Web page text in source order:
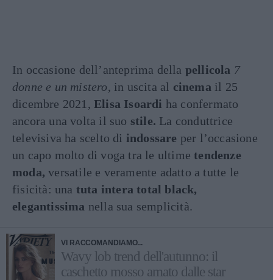
In occasione dell’anteprima della pellicola 7
donne e un mistero, in uscita al cinema il 25
dicembre 2021, Elisa Isoardi ha confermato
ancora una volta il suo stile. La conduttrice
televisiva ha scelto di indossare per l’occasione
un capo molto di voga tra le ultimetendenze
moda, versatile e veramente adatto a tutte le
fisicità: una tuta intera total black,
elegantissima nella sua semplicità.
VI RACCOMANDIAMO...
Wavy lob trend dell'autunno: il
caschetto mosso amato dalle star